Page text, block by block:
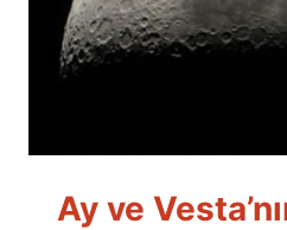
Ay ve